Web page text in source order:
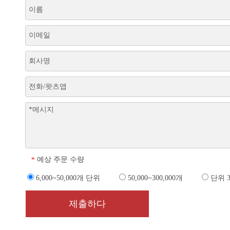
* 예상 주문 수량
6,000~50,000개 단위 50,000~300,000개 단위
제출하다